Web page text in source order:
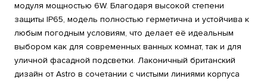
модуля мощностью 6W. Благодаря высокой степени
защиты IP65, модель полностью герметична и устойчива к
любым погодным условиям, что делает её идеальным
выбором как для современных ванных комнат, так и для
уличной фасадной подсветки. Лаконичный британский
дизайн от Astro в сочетании с чистыми линиями корпуса